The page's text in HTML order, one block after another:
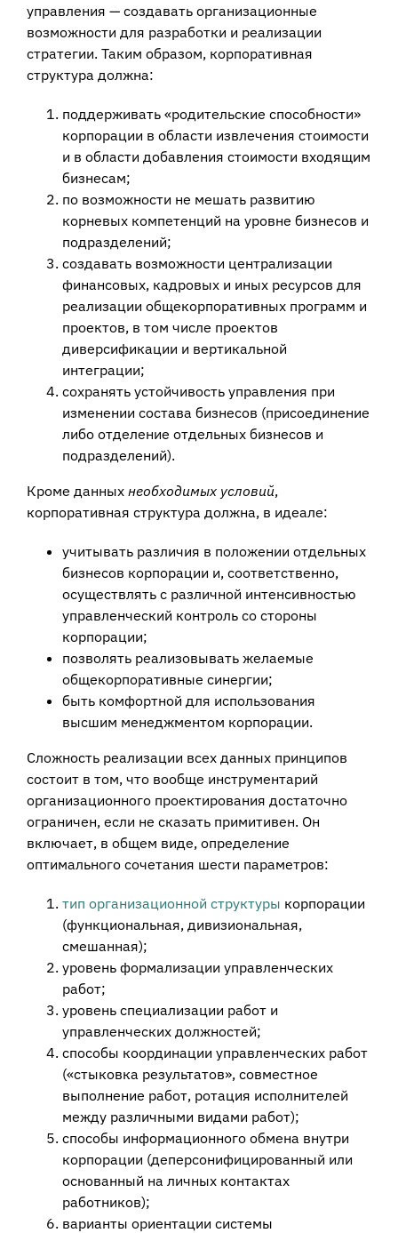
управления — создавать организационные
возможности для разработки и реализации
стратегии. Таким образом, корпоративная
структура должна:
поддерживать «родительские способности»
корпорации в области извлечения стоимости
и в области добавления стоимости входящим
бизнесам;
по возможности не мешать развитию
корневых компетенций на уровне бизнесов и
подразделений;
создавать возможности централизации
финансовых, кадровых и иных ресурсов для
реализации общекорпоративных программ и
проектов, в том числе проектов
диверсификации и вертикальной
интеграции;
сохранять устойчивость управления при
изменении состава бизнесов (присоединение
либо отделение отдельных бизнесов и
подразделений).
Кроме данных необходимых условий,
корпоративная структура должна, в идеале:
учитывать различия в положении отдельных
бизнесов корпорации и, соответственно,
осуществлять с различной интенсивностью
управленческий контроль со стороны
корпорации;
позволять реализовывать желаемые
общекорпоративные синергии;
быть комфортной для использования
высшим менеджментом корпорации.
Сложность реализации всех данных принципов
состоит в том, что вообще инструментарий
организационного проектирования достаточно
ограничен, если не сказать примитивен. Он
включает, в общем виде, определение
оптимального сочетания шести параметров:
тип организационной структуры корпорации
(функциональная, дивизиональная,
смешанная);
уровень формализации управленческих
работ;
уровень специализации работ и
управленческих должностей;
способы координации управленческих работ
(«стыковка результатов», совместное
выполнение работ, ротация исполнителей
между различными видами работ);
способы информационного обмена внутри
корпорации (деперсонифицированный или
основанный на личных контактах
работников);
варианты ориентации системы